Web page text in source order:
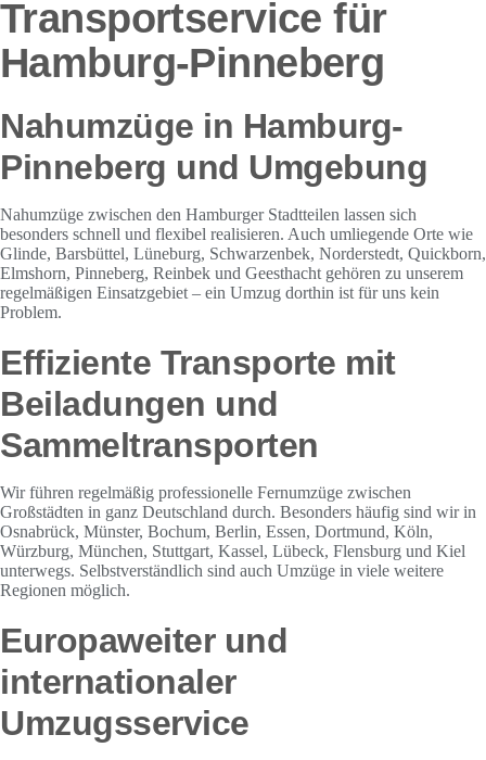
Transportservice für
Hamburg-Pinneberg
Nahumzüge in Hamburg-
Pinneberg und Umgebung
Nahumzüge zwischen den Hamburger Stadtteilen lassen sich
besonders schnell und flexibel realisieren. Auch umliegende Orte wie
Glinde, Barsbüttel, Lüneburg, Schwarzenbek, Norderstedt, Quickborn,
Elmshorn, Pinneberg, Reinbek und Geesthacht gehören zu unserem
regelmäßigen Einsatzgebiet – ein Umzug dorthin ist für uns kein
Problem.
Effiziente Transporte mit
Beiladungen und
Sammeltransporten
Wir führen regelmäßig professionelle Fernumzüge zwischen
Großstädten in ganz Deutschland durch. Besonders häufig sind wir in
Osnabrück, Münster, Bochum, Berlin, Essen, Dortmund, Köln,
Würzburg, München, Stuttgart, Kassel, Lübeck, Flensburg und Kiel
unterwegs. Selbstverständlich sind auch Umzüge in viele weitere
Regionen möglich.
Europaweiter und
internationaler
Umzugsservice